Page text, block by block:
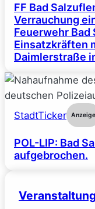
FF Bad
Verrauchung
Feuerwehr
Einsatzkräften
Daimlerstraße
StadtTicker Anzeige
POL-LIP: Bad
aufgebrochen.